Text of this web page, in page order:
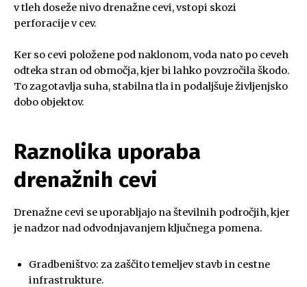
v tleh doseže nivo drenažne cevi, vstopi skozi
perforacije v cev.
Ker so cevi položene pod naklonom, voda nato po ceveh
odteka stran od območja, kjer bi lahko povzročila škodo.
To zagotavlja suha, stabilna tla in podaljšuje življenjsko
dobo objektov.
Raznolika uporaba
drenažnih cevi
Drenažne cevi se uporabljajo na številnih področjih, kjer
je nadzor nad odvodnjavanjem ključnega pomena.
Gradbeništvo: za zaščito temeljev stavb in cestne
infrastrukture.